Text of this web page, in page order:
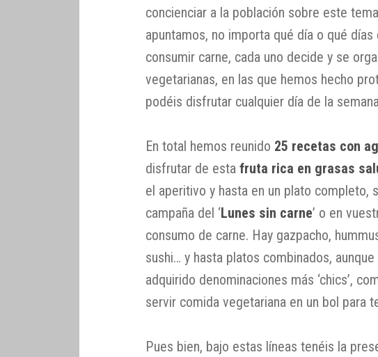
concienciar a la población sobre este
apuntamos, no importa qué día o qué
consumir carne, cada uno decide y se
vegetarianas, en las que hemos hecho
podéis disfrutar cualquier día de la
En total hemos reunido 25 recetas con
disfrutar de estafruta rica en grasas
el aperitivo y hasta en un plato completo,
campaña del ‘Lunes sin carne’ o en
consumo de carne. Hay gazpacho,
sushi… y hasta platos combinados,
adquirido denominaciones más ‘chics’,
servir comida vegetariana en un bol para
Pues bien, bajo estas líneas tenéis la